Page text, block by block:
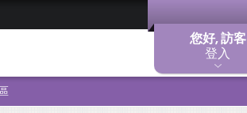
您好, 訪客
登入